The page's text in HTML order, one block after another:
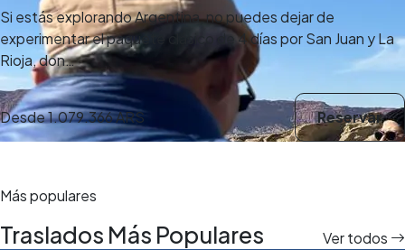
Si estás explorando Argentina, no puedes dejar de
experimentar el paquete clásico de 4 días por San Juan y La
Rioja, don…
Desde1.079.366 ARS Reservar
Más populares
Traslados Más Populares Ver todos